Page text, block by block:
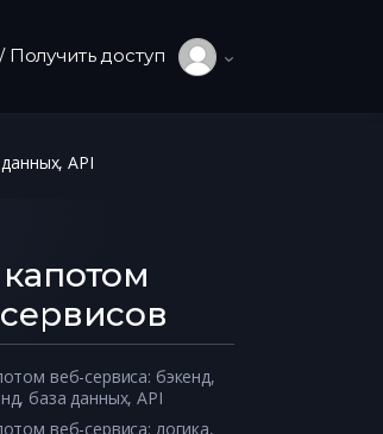
Получить доступ
API
веб-сервиса: бэкенд,
база данных, API
веб-сервиса: логика,